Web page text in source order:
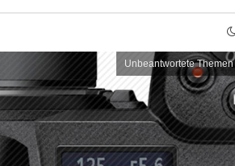
Unbeantwortete Themen